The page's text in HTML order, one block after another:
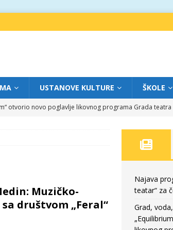
USTANOVE KULTURE ŠKOLE
otvorio novo poglavlje likovnog programa Grada teatra
Fest Montenegro“
veče vrhunske muzike
GRAD TEATAR
za četvrtak, 6. avgust
Muzičko-
društvom „Feral“
Najava
teatar“ za
Grad,